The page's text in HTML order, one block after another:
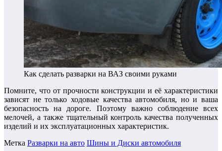
Как сделать разварки на ВАЗ своими руками
Помните, что от прочности конструкции и её характеристики
зависят не только ходовые качества автомобиля, но и ваша
безопасность на дороге. Поэтому важно соблюдение всех
мелочей, а также тщательный контроль качества полученных
изделий и их эксплуатационных характеристик.
Метка Разварки на авто Шины и Диски автомобиля